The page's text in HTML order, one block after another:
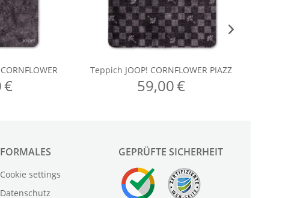
FORMALES
Cookie settings
Datenschutz
GEPRÜFTE SICHERHEIT